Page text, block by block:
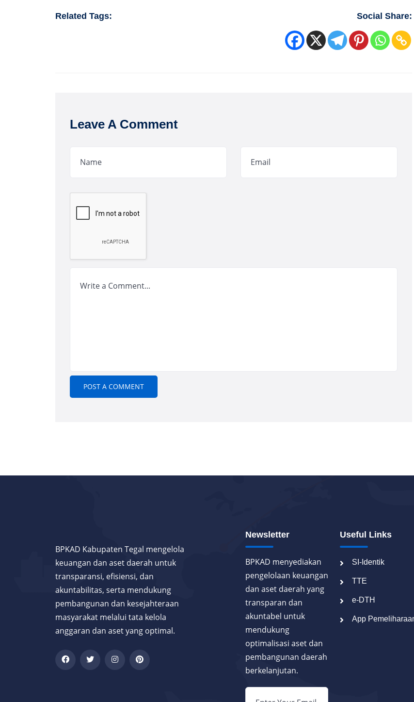
Related Tags: Social Share:
Leave A Comment
BPKAD Kabupaten Tegal mengelola
keuangan dan aset daerah untuk
transparansi, efisiensi, dan
akuntabilitas, serta mendukung
pembangunan dan kesejahteraan
masyarakat melalui tata kelola
anggaran dan aset yang optimal.
Newsletter
BPKAD menyediakan
pengelolaan keuangan
dan aset daerah yang
transparan dan
akuntabel untuk
mendukung
optimalisasi aset dan
pembangunan daerah
berkelanjutan.
Useful Links
SI-Identik
TTE
e-DTH
App